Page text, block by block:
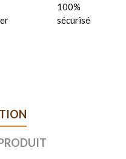
100%
sécurisé